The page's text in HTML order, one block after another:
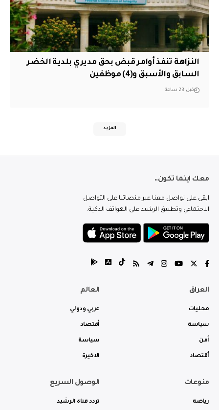
النزاهة تنفذ أوامر قبض بحق مديري بلدية الخضر
السابق والأسبق و(4) موظفين
قبل 23 ساعة
المزيد
معك اينما تكون..
ابقى على تواصل معنا عبر منصاتنا على التواصل
الاجتماعي وتطبيق الرشيد على الهواتف الذكية.
العراق
محليات
سياسة
أمن
أقتصاد
العالم
عربي ودولي
أقتصاد
سياسة
الاخيرة
منوعات
رياضة
الوصول السريع
تردد قناة الرشيد